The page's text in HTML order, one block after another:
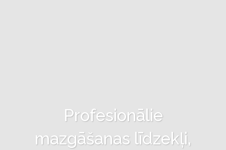
Profesionālie
mazgāšanas līdzekļi,